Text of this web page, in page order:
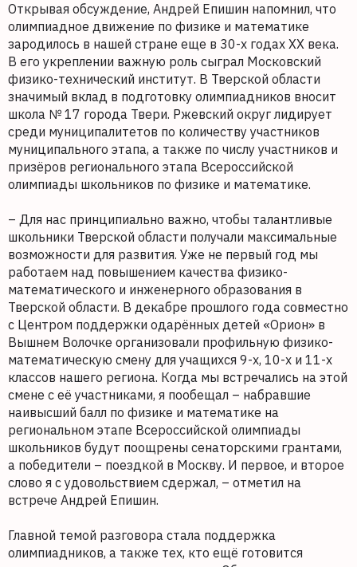
Открывая обсуждение, Андрей Епишин напомнил, что
олимпиадное движение по физике и математике
зародилось в нашей стране еще в 30-х годах ХХ века.
В его укреплении важную роль сыграл Московский
физико-технический институт. В Тверской области
значимый вклад в подготовку олимпиадников вносит
школа № 17 города Твери. Ржевский округ лидирует
среди муниципалитетов по количеству участников
муниципального этапа, а также по числу участников и
призёров регионального этапа Всероссийской
олимпиады школьников по физике и математике.
– Для нас принципиально важно, чтобы талантливые
школьники Тверской области получали максимальные
возможности для развития. Уже не первый год мы
работаем над повышением качества физико-
математического и инженерного образования в
Тверской области. В декабре прошлого года совместно
с Центром поддержки одарённых детей «Орион» в
Вышнем Волочке организовали профильную физико-
математическую смену для учащихся 9-х, 10-х и 11-х
классов нашего региона. Когда мы встречались на этой
смене с её участниками, я пообещал – набравшие
наивысший балл по физике и математике на
региональном этапе Всероссийской олимпиады
школьников будут поощрены сенаторскими грантами,
а победители – поездкой в Москву. И первое, и второе
слово я с удовольствием сдержал, – отметил на
встрече Андрей Епишин.
Главной темой разговора стала поддержка
олимпиадников, а также тех, кто ещё готовится